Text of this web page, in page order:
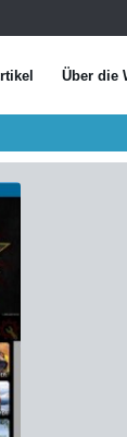
Über die